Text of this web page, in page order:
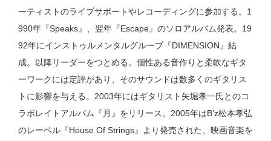
ーティストのライブサポートやレコーディングに参加する。1
990年『Speaks』、翌年『Escape』のソロアルバム発表。19
92年にインストゥルメンタルグループ『DIMENSION』結
成。以降リーダーをつとめる。個性ある音作りと柔軟なギタ
ーワークには定評があり、そのサウンドは数多くのギタリス
トに影響を与える。2003年にはギタリスト矢堀孝一氏とのコ
ラボレイトアルバム『月』をリリース。2005年はB’z松本孝弘
のレーベル『House Of Strings』より発売された、映画音楽を